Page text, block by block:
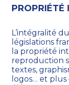
PROPRIÉTÉ
L’intégralité
législations
la propriété
reproduction
textes,
logos… et